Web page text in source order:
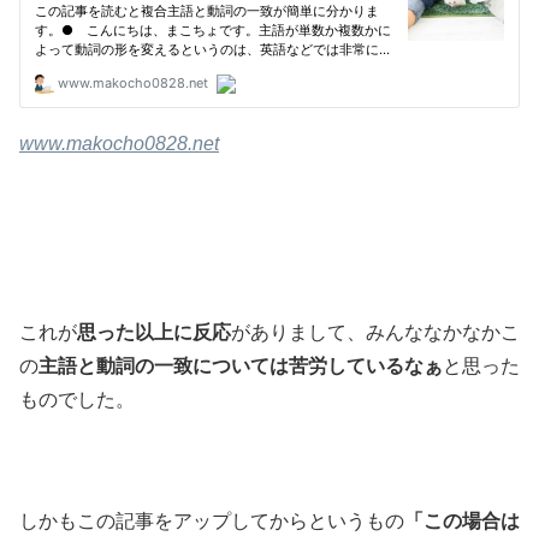
www.makocho0828.net
これが思った以上に反応がありまして、みんななかなかこ
の主語と動詞の一致については苦労しているなぁと思った
ものでした。
しかもこの記事をアップしてからというもの 「この場合は